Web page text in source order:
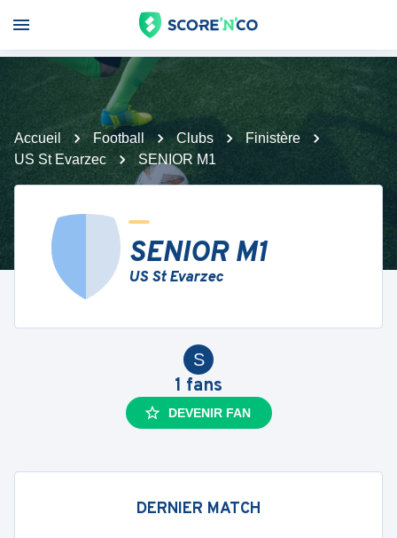
Accueil Football Clubs
Finistère
US St Evarzec
SENIOR M1
SENIOR M1
US St Evarzec
S
1 fans
DEVENIR FAN
DERNIER MATCH